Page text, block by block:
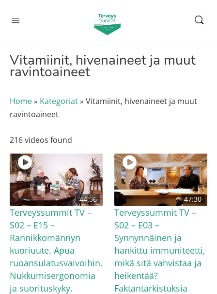
Vitamiinit, hivenaineet ja muut
ravintoaineet
Home» Kategoriat» Vitamiinit, hivenaineet ja muut
ravintoaineet
216 videos found
44:56
Terveyssummit TV –
S02 – E15 –
Rannikkomännyn
kuoriuute. Apua
ruoansulatusvaivoihin.
Nukkumisergonomia
ja suorituskyky.
47:30
Terveyssummit TV –
S02 – E03 –
Synnynnäinen ja
hankittu immuniteetti,
mikä sitä vahvistaa ja
heikentää?
Faktantarkistuksia